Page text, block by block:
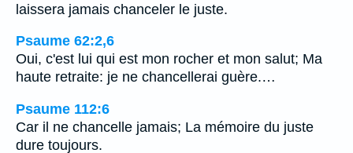
laissera jamais chanceler le juste.
Psaume 62:2,6
Oui, c'est lui qui est mon rocher et mon salut; Ma
haute retraite: je ne chancellerai guère.…
Psaume 112:6
Car il ne chancelle jamais; La mémoire du juste
dure toujours.